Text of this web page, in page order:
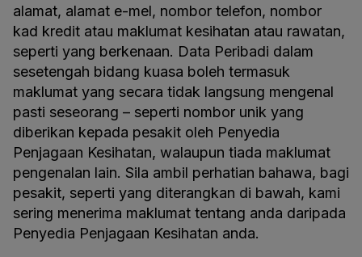
alamat, alamat e-mel, nombor telefon, nombor
kad kredit atau maklumat kesihatan atau rawatan,
seperti yang berkenaan. Data Peribadi dalam
sesetengah bidang kuasa boleh termasuk
maklumat yang secara tidak langsung mengenal
pasti seseorang – seperti nombor unik yang
diberikan kepada pesakit oleh Penyedia
Penjagaan Kesihatan, walaupun tiada maklumat
pengenalan lain. Sila ambil perhatian bahawa, bagi
pesakit, seperti yang diterangkan di bawah, kami
sering menerima maklumat tentang anda daripada
Penyedia Penjagaan Kesihatan anda.